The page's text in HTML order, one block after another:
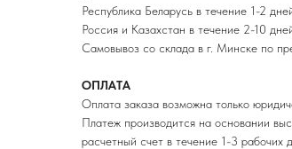
Республика Беларусь в течение 1-2
Россия и Казахстан в течение 2-10
Самовывоз со склада в г. Минске по
ОПЛАТА
Оплата заказа возможна только
Платеж производится на основании
расчетный счет в течение 1-3 рабочих